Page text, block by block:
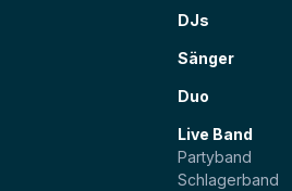
DJs
Sänger
Duo
Live Band
Partyband
Schlagerband